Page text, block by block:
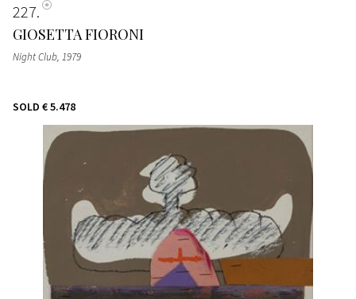
227
GIOSETTA FIORONI
Night Club, 1979
SOLD € 5.478